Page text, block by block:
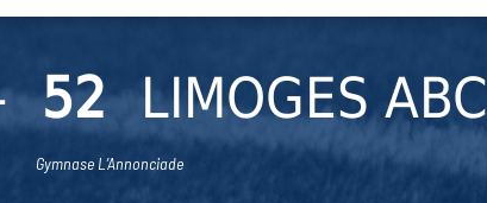
52 LIMOGES ABC
Gymnase L’Annonciade